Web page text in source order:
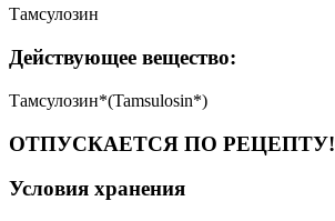
Тамсулозин
Действующее вещество:
Тамсулозин*(Tamsulosin*)
ОТПУСКАЕТСЯ ПО РЕЦЕПТУ!
Условия хранения